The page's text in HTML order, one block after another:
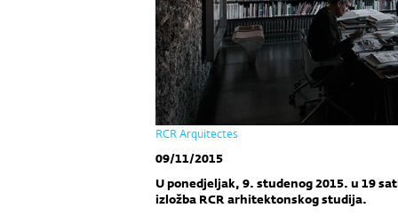
RCR Arquitectes
09/11/2015
U ponedjeljak, 9. studenog 2015. u 19
izložba RCR arhitektonskog studija.